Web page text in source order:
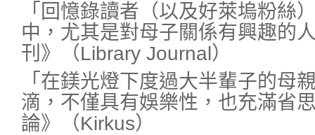
「回憶錄讀者（以及好萊塢粉絲
中，尤其是對母子關係有興趣的
刊》（Library Journal）
「在鎂光燈下度過大半輩子的母
滴，不僅具有娛樂性，也充滿省
論》（Kirkus）